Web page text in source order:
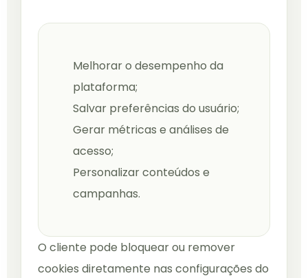
Melhorar o desempenho da
plataforma;
Salvar preferências do usuário;
Gerar métricas e análises de
acesso;
Personalizar conteúdos e
campanhas.
O cliente pode bloquear ou remover
cookies diretamente nas configurações do